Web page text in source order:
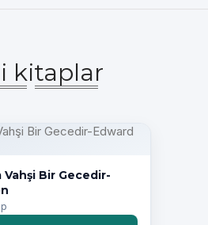
kitaplar
Bir Gecedir-